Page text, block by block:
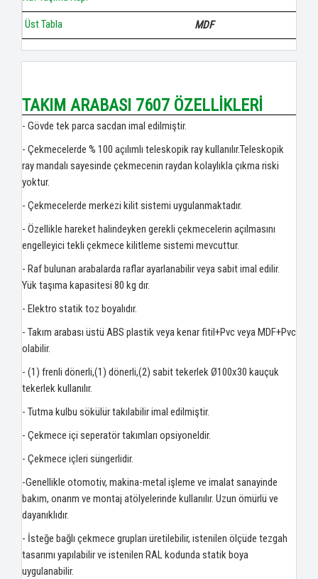
Üst Tabla MDF
TAKIM ARABASI 7607 ÖZELLİKLERİ
- Gövde tek parca sacdan imal edilmiştir.
- Çekmecelerde % 100 açılımlı teleskopik ray kullanılır.Teleskopik
ray mandalı sayesinde çekmecenin raydan kolaylıkla çıkma riski
yoktur.
- Çekmecelerde merkezi kilit sistemi uygulanmaktadır.
- Özellikle hareket halindeyken gerekli çekmecelerin açılmasını
engelleyici tekli çekmece kilitleme sistemi mevcuttur.
- Raf bulunan arabalarda raflar ayarlanabilir veya sabit imal edilir.
Yük taşıma kapasitesi 80 kg dır.
- Elektro statik toz boyalıdır.
- Takım arabası üstü ABS plastik veya kenar fitil+Pvc veya MDF+Pvc
olabilir.
- (1) frenli dönerli,(1) dönerli,(2) sabit tekerlek Ø100x30 kauçuk
tekerlek kullanılır.
- Tutma kulbu sökülür takılabilir imal edilmiştir.
- Çekmece içi seperatör takımları opsiyoneldir.
- Çekmece içleri süngerlidir.
-Genellikle otomotiv, makina-metal işleme ve imalat sanayinde
bakım, onarım ve montaj atölyelerinde kullanılır. Uzun ömürlü ve
dayanıklıdır.
- İsteğe bağlı çekmece grupları üretilebilir, istenilen ölçüde tezgah
tasarımı yapılabilir ve istenilen RAL kodunda statik boya
uygulanabilir.